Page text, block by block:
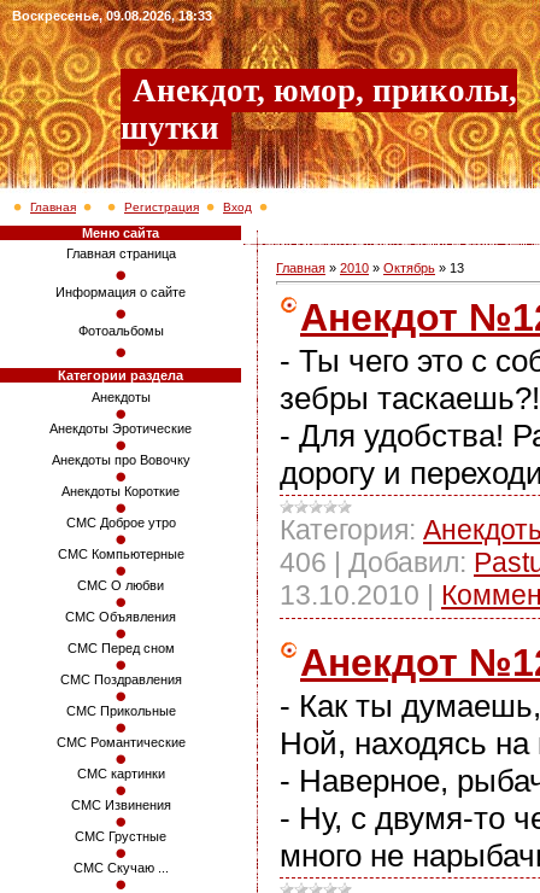
Воскресенье, 09.08.2026, 18:33
Анекдот, юмор, приколы,
шутки
Главная Регистрация Вход
Меню сайта
Главная страница
Информация о сайте
Фотоальбомы
Категории раздела
Анекдоты
Анекдоты Эротические
Анекдоты про Вовочку
Анекдоты Короткие
СМС Доброе утро
СМС Компьютерные
СМС О любви
СМС Объявления
СМС Перед сном
СМС Поздравления
СМС Прикольные
СМС Романтические
СМС картинки
СМС Извинения
СМС Грустные
СМС Скучаю ...
Главная » 2010 » Октябрь » 13
Анекдот
- Ты чего это с
зебры таскаешь?!
- Для удобства!
дорогу и
Категория:
406 | Добавил:
13.10.2010 |
Анекдот
- Как ты
Ной, находясь на
- Наверное,
- Ну, с двумя-то
много не